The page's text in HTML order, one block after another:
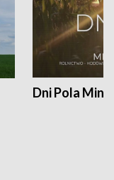
Dni Pola